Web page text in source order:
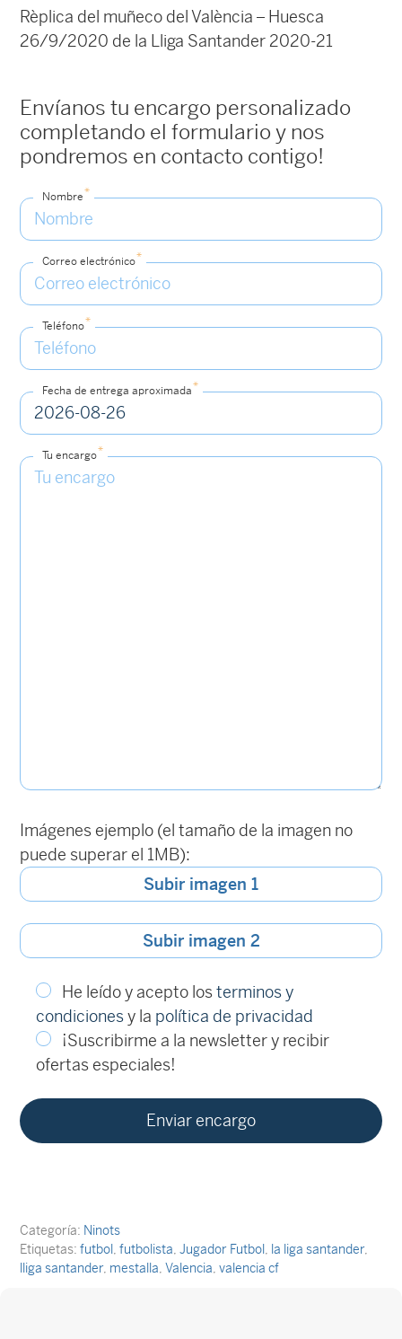
Rèplica del muñeco del València – Huesca
26/9/2020 de la Lliga Santander 2020-21
Envíanos tu encargo personalizado
completando el formulario y nos
pondremos en contacto contigo!
Nombre*
Correo electrónico*
Teléfono*
Fecha de entrega aproximada*
Tu encargo*
Imágenes ejemplo (el tamaño de la imagen no
puede superar el 1MB):
Subir imagen 1
Subir imagen 2
He leído y acepto losterminos y
condicionesy la política de privacidad
¡Suscribirme a la newsletter y recibir
ofertas especiales!
Categoría: Ninots
Etiquetas: futbol futbolista Jugador Futbol la liga santander,
lliga santander, mestalla Valencia valencia cf